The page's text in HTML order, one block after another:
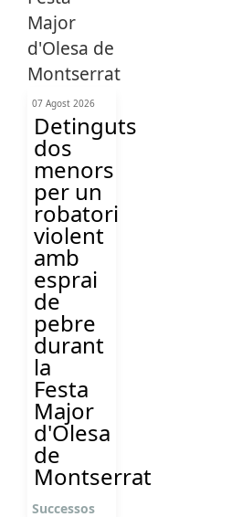
07 Agost 2026
Detinguts
dos
menors
per un
robatori
violent
amb
esprai
de
pebre
durant
la
Festa
Major
d'Olesa
de
Montserrat
Successos